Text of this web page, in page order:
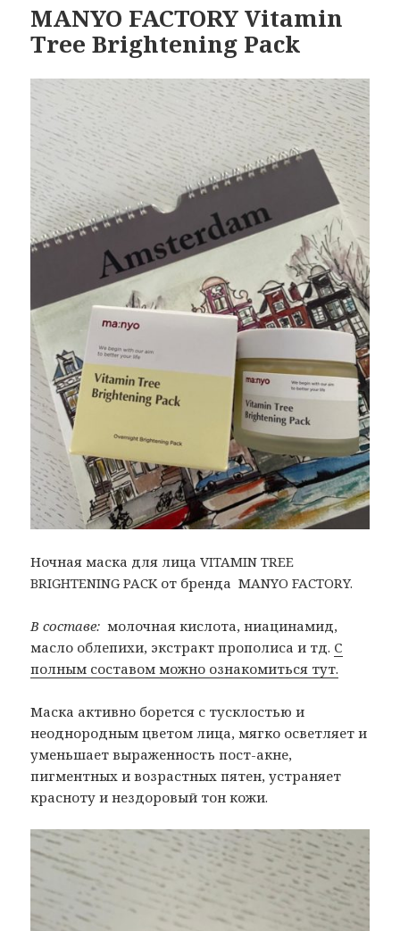
MANYO FACTORY Vitamin
Tree Brightening Pack
Ночная маска для лица VITAMIN TREE
BRIGHTENING PACK от бренда MANYO FACTORY.
В составе: молочная кислота, ниацинамид,
масло облепихи, экстракт прополиса и тд. С
полным составом можно ознакомиться тут.
Маска активно борется с тусклостью и
неоднородным цветом лица, мягко осветляет и
уменьшает выраженность пост-акне,
пигментных и возрастных пятен, устраняет
красноту и нездоровый тон кожи.